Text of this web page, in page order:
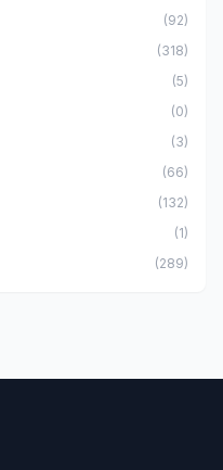
(92)
(318)
(5)
(0)
(3)
(66)
(132)
(1)
(289)